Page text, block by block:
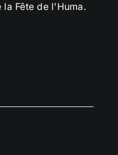
Fête de l'Huma.